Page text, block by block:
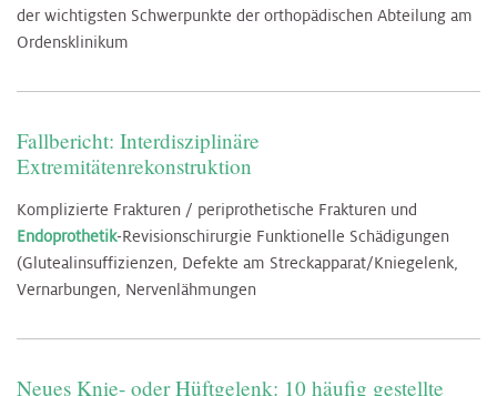
der wichtigsten Schwerpunkte der orthopädischen Abteilung am
Ordensklinikum
Fallbericht: Interdisziplinäre
Extremitätenrekonstruktion
Komplizierte Frakturen / periprothetische Frakturen und
Endoprothetik-Revisionschirurgie Funktionelle Schädigungen
(Glutealinsuffizienzen, Defekte am Streckapparat/Kniegelenk,
Vernarbungen, Nervenlähmungen
Neues Knie- oder Hüftgelenk: 10 häufig gestellte